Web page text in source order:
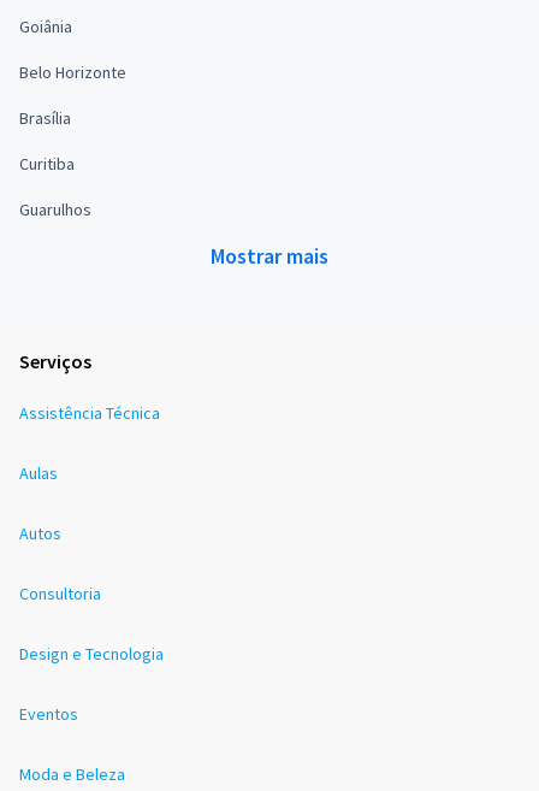
Goiânia
Belo Horizonte
Brasília
Curitiba
Guarulhos
Mostrar mais
Serviços
Assistência Técnica
Aulas
Autos
Consultoria
Design e Tecnologia
Eventos
Moda e Beleza